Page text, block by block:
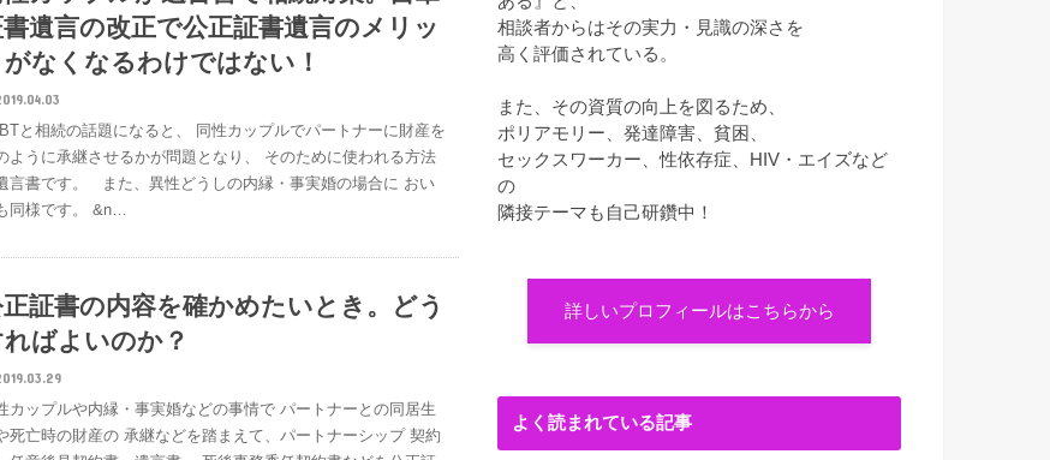
遺言の改正で公正証書遺言のメリッ
がなくなるわけではない！
と相続の話題になると、 同性カップルでパートナーに財産を
ように承継させるかが問題となり、 そのために使われる方法
言書です。 また、異性どうしの内縁・事実婚の場合に おい
同様です。 &n…
証書の内容を確かめたいとき。どう
ばよいのか？
カップルや内縁・事実婚などの事情で パートナーとの同居生
死亡時の財産の 承継などを踏まえて、パートナーシップ 契約
相談者からはその実力・見識の深さを
高く評価されている。
また、その資質の向上を図るため、
ポリアモリー、発達障害、貧困、
セックスワーカー、性依存症、HIV・エイズなど
の
隣接テーマも自己研鑽中！
詳しいプロフィールはこちらから
よく読まれている記事